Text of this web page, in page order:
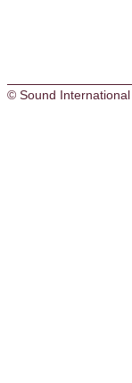
© Sound International